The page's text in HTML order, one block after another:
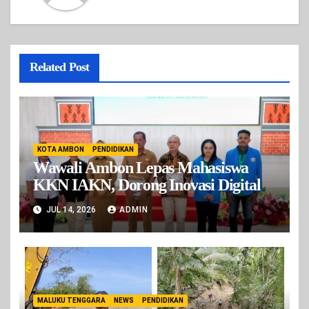
Related Post
KOTA AMBON PENDIDIKAN
Wawali Ambon Lepas Mahasiswa
KKN IAKN, Dorong Inovasi Digital
JUL 14, 2026 ADMIN
MALUKU TENGGARA NEWS PENDIDIKAN